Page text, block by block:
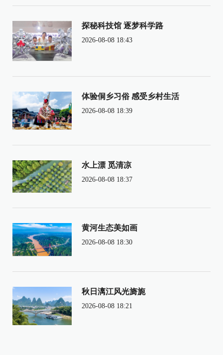
探秘科技馆 逐梦科学路
2026-08-08 18:43
体验侗乡习俗 感受乡村生活
2026-08-08 18:39
水上漂 觅清凉
2026-08-08 18:37
黄河生态美如画
2026-08-08 18:30
秋日漓江风光旖旎
2026-08-08 18:21